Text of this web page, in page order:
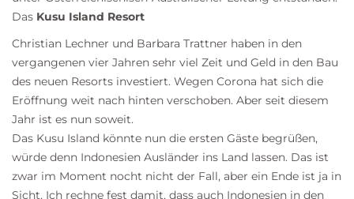
Das Kusu Island Resort
Christian Lechner und Barbara Trattner haben in den
vergangenen vier Jahren sehr viel Zeit und Geld in den Bau
des neuen Resorts investiert. Wegen Corona hat sich die
Eröffnung weit nach hinten verschoben. Aber seit diesem
Jahr ist es nun soweit.
Das Kusu Island könnte nun die ersten Gäste begrüßen,
würde denn Indonesien Ausländer ins Land lassen. Das ist
zwar im Moment nocht nicht der Fall, aber ein Ende ist ja in
Sicht. Ich rechne fest damit, dass auch Indonesien in den